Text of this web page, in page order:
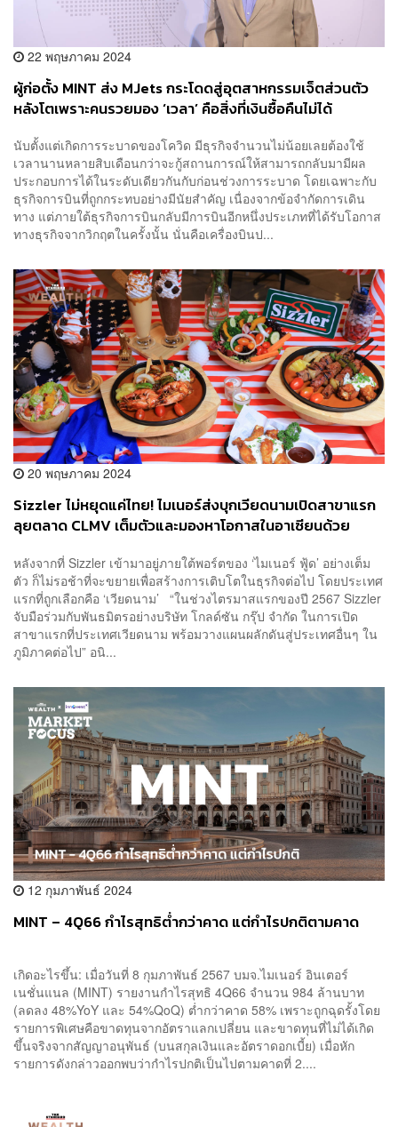
22 พฤษภาคม 2024
ผู้ก่อตั้ง MINT ส่ง MJets กระโดดสู่อุตสาหกรรมเจ็ตส่วนตัว
หลังโตเพราะคนรวยมอง ‘เวลา’ คือสิ่งที่เงินซื้อคืนไม่ได้
นับตั้งแต่เกิดการระบาดของโควิด มีธุรกิจจำนวนไม่น้อยเลยต้องใช้
เวลานานหลายสิบเดือนกว่าจะกู้สถานการณ์ให้สามารถกลับมามีผล
ประกอบการได้ในระดับเดียวกันกับก่อนช่วงการระบาด โดยเฉพาะกับ
ธุรกิจการบินที่ถูกกระทบอย่างมีนัยสำคัญ เนื่องจากข้อจำกัดการเดิน
ทาง แต่ภายใต้ธุรกิจการบินกลับมีการบินอีกหนึ่งประเภทที่ได้รับโอกาส
ทางธุรกิจจากวิกฤตในครั้งนั้น นั่นคือเครื่องบินป...
20 พฤษภาคม 2024
Sizzler ไม่หยุดแค่ไทย! ไมเนอร์ส่งบุกเวียดนามเปิดสาขาแรก
ลุยตลาด CLMV เต็มตัวและมองหาโอกาสในอาเซียนด้วย
หลังจากที่ Sizzler เข้ามาอยู่ภายใต้พอร์ตของ ‘ไมเนอร์ ฟู้ด’ อย่างเต็ม
ตัว ก็ไม่รอช้าที่จะขยายเพื่อสร้างการเติบโตในธุรกิจต่อไป โดยประเทศ
แรกที่ถูกเลือกคือ ‘เวียดนาม’ “ในช่วงไตรมาสแรกของปี 2567 Sizzler
จับมือร่วมกับพันธมิตรอย่างบริษัท โกลด์ซัน กรุ๊ป จำกัด ในการเปิด
สาขาแรกที่ประเทศเวียดนาม พร้อมวางแผนผลักดันสู่ประเทศอื่นๆ ใน
ภูมิภาคต่อไป” อนิ...
12 กุมภาพันธ์ 2024
MINT – 4Q66 กำไรสุทธิต่ำกว่าคาด แต่กำไรปกติตามคาด
เกิดอะไรขึ้น: เมื่อวันที่ 8 กุมภาพันธ์ 2567 บมจ.ไมเนอร์ อินเตอร์
เนชั่นแนล (MINT) รายงานกำไรสุทธิ 4Q66 จำนวน 984 ล้านบาท
(ลดลง 48%YoY และ 54%QoQ) ต่ำกว่าคาด 58% เพราะถูกฉุดรั้งโดย
รายการพิเศษคือขาดทุนจากอัตราแลกเปลี่ยน และขาดทุนที่ไม่ได้เกิด
ขึ้นจริงจากสัญญาอนุพันธ์ (บนสกุลเงินและอัตราดอกเบี้ย) เมื่อหัก
รายการดังกล่าวออกพบว่ากำไรปกติเป็นไปตามคาดที่ 2....